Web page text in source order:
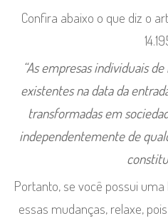
Confira abaixo o que diz o
“As empresas individuais
existentes na data da
transformadas em
independentemente de
Portanto, se você possui
essas mudanças, relaxe,